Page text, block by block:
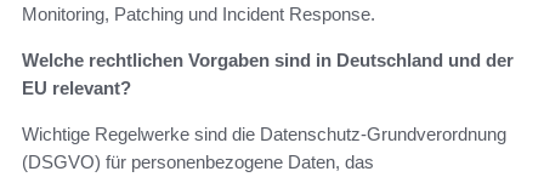
Monitoring, Patching und Incident Response.
Welche rechtlichen Vorgaben sind in Deutschland und der
EU relevant?
Wichtige Regelwerke sind die Datenschutz‑Grundverordnung
(DSGVO) für personenbezogene Daten, das